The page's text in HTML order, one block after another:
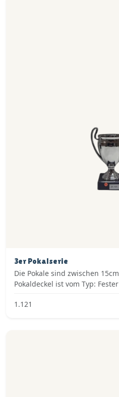
3er Pokalserie
Die Pokale sind zwischen
Pokaldeckel ist vom Typ:
1.121